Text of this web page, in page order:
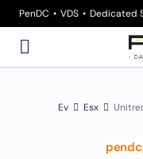
PenDC VDS Dedicated
Ev Esx
pendc